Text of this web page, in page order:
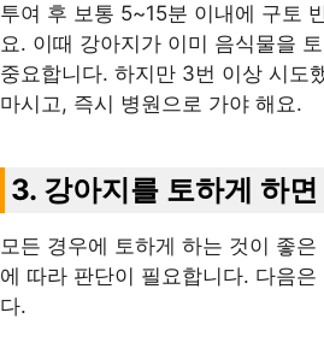
투여 후 보통 5~15분 이내에 구토
요. 이때 강아지가 이미 음식물을
중요합니다. 하지만 3번 이상 시도
마시고, 즉시 병원으로 가야 해요.
3. 강아지를 토하게 하
모든 경우에 토하게 하는 것이 좋
에 따라 판단이 필요합니다. 다음
다.